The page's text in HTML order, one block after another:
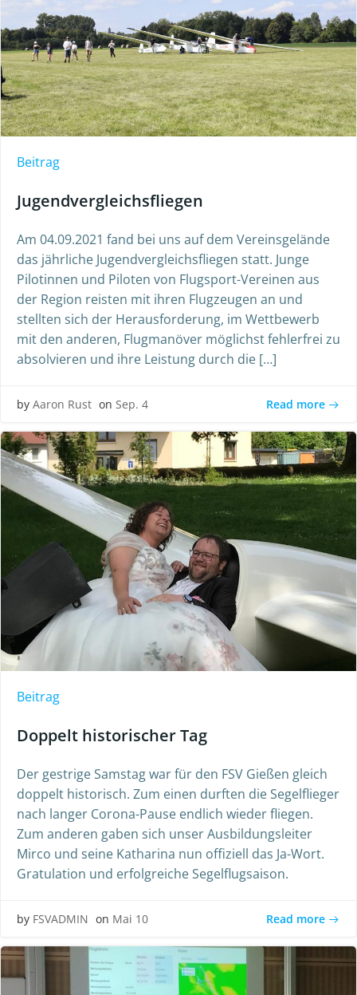
Beitrag
Jugendvergleichsfliegen
Am 04.09.2021 fand bei uns auf dem Vereinsgelände
das jährliche Jugendvergleichsfliegen statt. Junge
Pilotinnen und Piloten von Flugsport-Vereinen aus
der Region reisten mit ihren Flugzeugen an und
stellten sich der Herausforderung, im Wettbewerb
mit den anderen, Flugmanöver möglichst fehlerfrei zu
absolvieren und ihre Leistung durch die […]
by Aaron Rust on Sep. 4 Read more
Beitrag
Doppelt historischer Tag
Der gestrige Samstag war für den FSV Gießen gleich
doppelt historisch. Zum einen durften die Segelflieger
nach langer Corona-Pause endlich wieder fliegen.
Zum anderen gaben sich unser Ausbildungsleiter
Mirco und seine Katharina nun offiziell das Ja-Wort.
Gratulation und erfolgreiche Segelflugsaison.
by FSVADMIN on Mai 10 Read more